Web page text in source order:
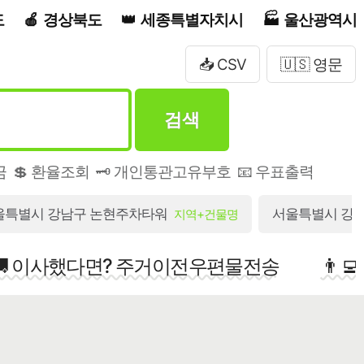
경상북도 세종특별자치시 울산광역시
📥 CSV 🇺🇸 영문
검색
💲 환율조회 🗝️ 개인통관고유부호 📧 우표출력
특별시 강남구 논현주차타워 지역+건물명 서울특별시 강
이사했다면? 주거이전우편물전송